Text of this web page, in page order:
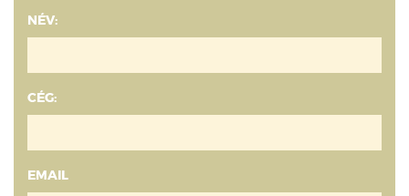
NÉV:
CÉG:
EMAIL